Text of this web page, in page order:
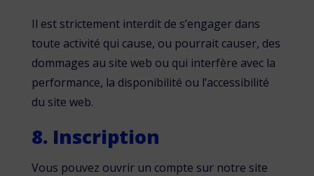
Il est strictement interdit de s’engager dans
toute activité qui cause, ou pourrait causer, des
dommages au site web ou qui interfère avec la
performance, la disponibilité ou l’accessibilité
du site web.
8. Inscription
Vous pouvez ouvrir un compte sur notre site